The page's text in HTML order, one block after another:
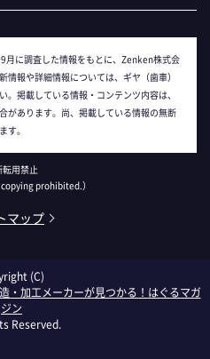
月に調査した情報をもとに、Zenken株式会
報や詳細情報については、ギヤ（歯車）
掲載している情報・コンテンツ内容は、
があります。尚、掲載している情報の無断
す。
転用禁止
prohibited.）
マップ
(C)
・加工メーカーが見つかる！はぐるマガ
ジン
Reserved.